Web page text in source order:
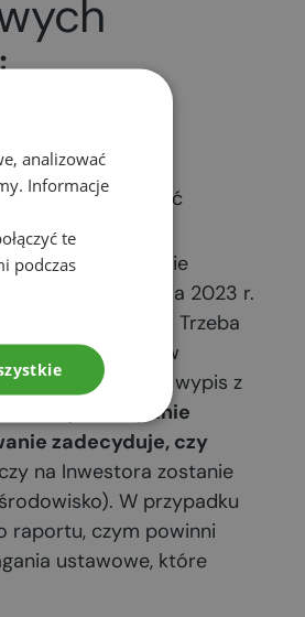
lista przedsięwzięć
2019 r. w sprawie
z 29 sierpnia 2023 r.
Miasta lub Gminy. Trzeba
na środowisko (w
ewidencyjna, wypis z
może potencjalnie
zadecyduje, czy
na Inwestora zostanie
W przypadku
raportu, czym powinni
ustawowe, które
analizować
Informacje
te
podczas